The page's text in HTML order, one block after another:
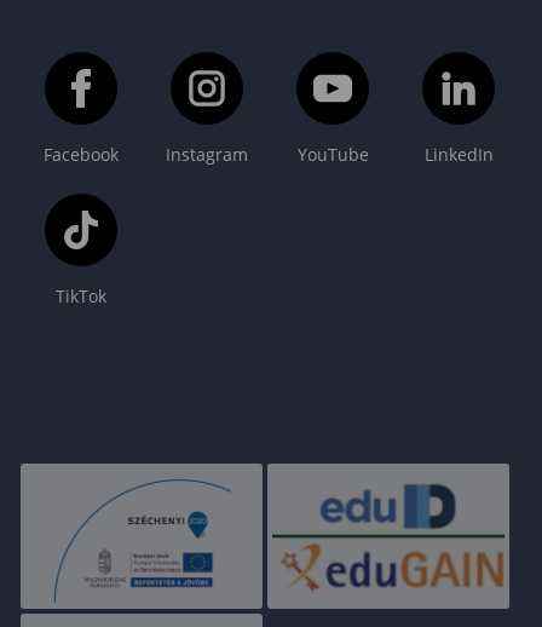
Facebook Instagram YouTube LinkedIn
TikTok